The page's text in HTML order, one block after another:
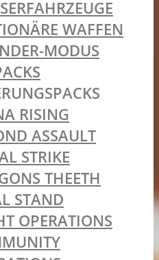
WAFFEN
MODUS
RISING
ASSAULT
STRIKE
THEETH
STAND
OPERATIONS